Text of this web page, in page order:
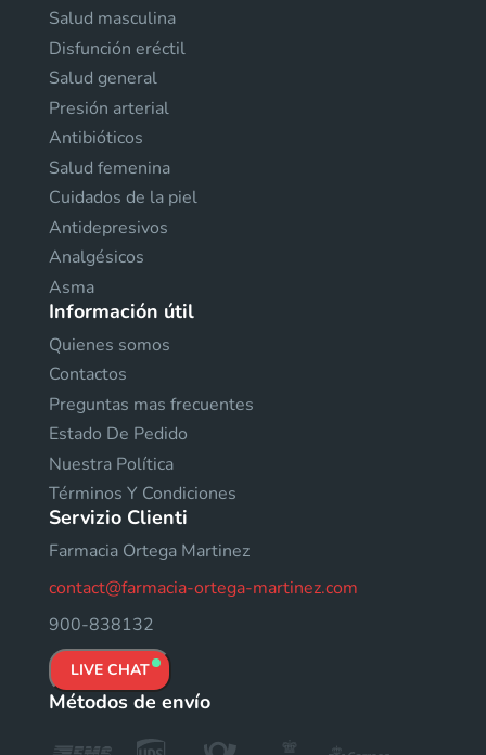
Salud masculina
Disfunción eréctil
Salud general
Presión arterial
Antibióticos
Salud femenina
Cuidados de la piel
Antidepresivos
Analgésicos
Asma
Información útil
Quienes somos
Contactos
Preguntas mas frecuentes
Estado De Pedido
Nuestra Política
Términos Y Condiciones
Servizio Clienti
Farmacia Ortega Martinez
contact@farmacia-ortega-martinez.com
900-838132
LIVE CHAT
Métodos de envío